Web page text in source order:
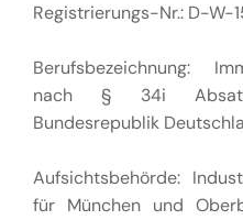
Registrierungs-Nr.: D-W-
Berufsbezeichnung:
nach § 34i Absatz
Bundesrepublik
Aufsichtsbehörde:
für München und